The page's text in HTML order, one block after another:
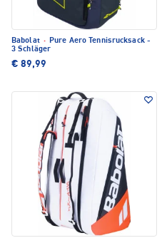
Babolat · Pure Aero Tennisrucksack -
3 Schläger
€ 89,99